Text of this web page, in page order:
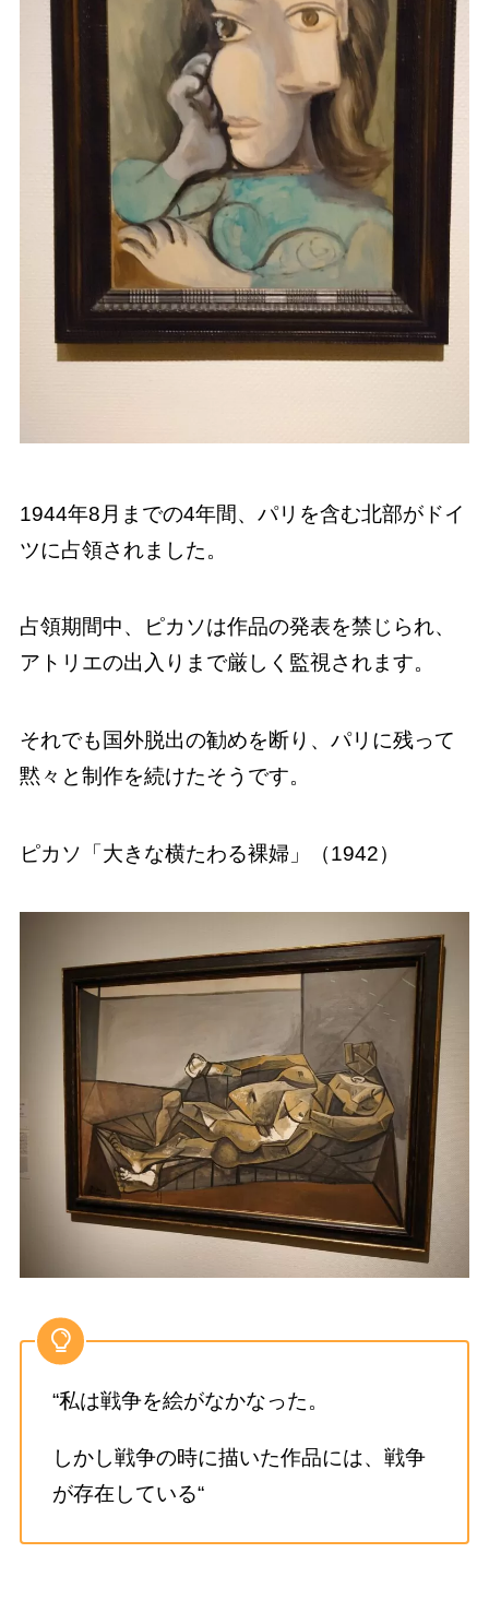
1944年8月までの4年間、パリを含む北部がドイ
ツに占領されました。
占領期間中、ピカソは作品の発表を禁じられ、
アトリエの出入りまで厳しく監視されます。
それでも国外脱出の勧めを断り、パリに残って
黙々と制作を続けたそうです。
ピカソ「大きな横たわる裸婦」（1942）
“私は戦争を絵がなかなった。
しかし戦争の時に描いた作品には、戦争
が存在している“